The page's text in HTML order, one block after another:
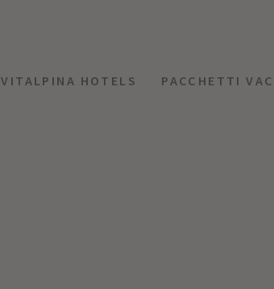
VITALPINA HOTELS PACCHETTI